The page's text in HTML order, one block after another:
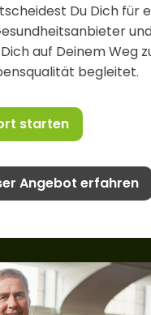
Du Dich für
auf Deinem Weg
begleitet.
starten
Angebot erfahren